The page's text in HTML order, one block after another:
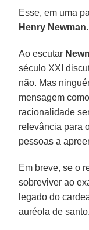
Esse, em uma
Henry Newman.
Ao escutar
século XXI
não. Mas
mensagem
racionalidade
relevância para
pessoas a
Em breve, se o
sobreviver ao
legado do
auréola de santo.